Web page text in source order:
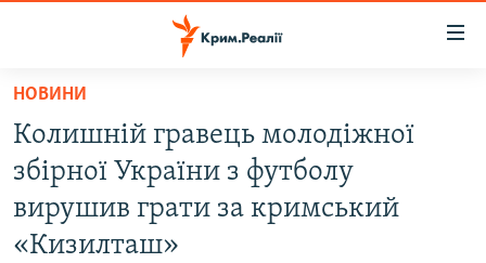
Перейти
основного
матеріалу
Перейти
до
основної
ВОДА.КРИМ
ВІДЕО ТА ФОТО
ПОЛІТИКА
НОВИНИ
Колишній гравець молодіжної
збірної України з футболу
вирушив грати за кримський
«Кизилташ»